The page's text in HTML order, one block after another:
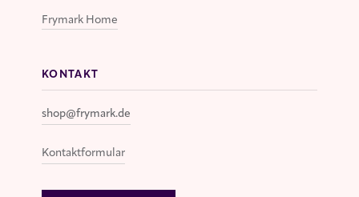
Frymark Home
KONTAKT
shop@frymark.de
Kontaktformular